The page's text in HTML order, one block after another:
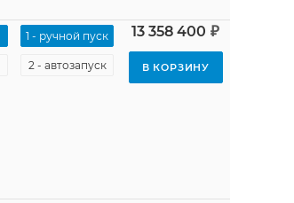
1 - ручной пуск
2 - автозапуск
13 358 400 ₽
В КОРЗИНУ